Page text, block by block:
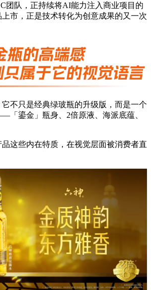
团队，正持续将AI能力注入商业项目的
市，正是技术转化为创意成果的又一次
不只是经典绿玻瓶的升级版，而是一个
「鎏金」瓶身、2倍原液、海派底蕴、
这些内在特质，在视觉层面被消费者直